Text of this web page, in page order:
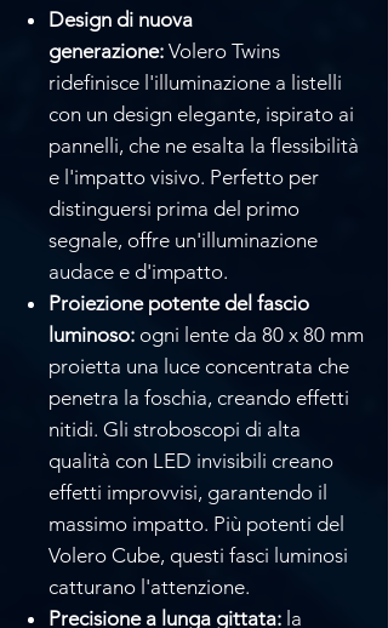
Design di nuova
generazione: Volero Twins
ridefinisce l'illuminazione a listelli
con un design elegante, ispirato ai
pannelli, che ne esalta la flessibilità
e l'impatto visivo. Perfetto per
distinguersi prima del primo
segnale, offre un'illuminazione
audace e d'impatto.
Proiezione potente del fascio
luminoso: ogni lente da 80 x 80 mm
proietta una luce concentrata che
penetra la foschia, creando effetti
nitidi. Gli stroboscopi di alta
qualità con LED invisibili creano
effetti improvvisi, garantendo il
massimo impatto. Più potenti del
Volero Cube, questi fasci luminosi
catturano l'attenzione.
Precisione a lunga gittata: la